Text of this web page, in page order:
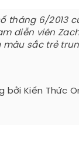
tháng 6/2013
diễn viên
sắc trẻ
bởi Kiến Thức